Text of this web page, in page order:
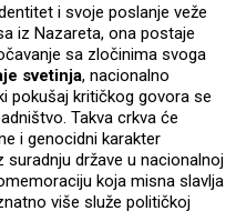
i svoje poslanje veže
iz Nazareta, ona postaje
sa zločinima svoga
svetinja, nacionalno
pokušaj kritičkog govora se
Takva crkva će
i genocidni karakter
države u nacionalnoj
koja misna slavlja
više služe političkoj